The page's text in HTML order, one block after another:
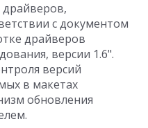
с документом
драйверов
версии 1.6".
версий
в макетах
обновления